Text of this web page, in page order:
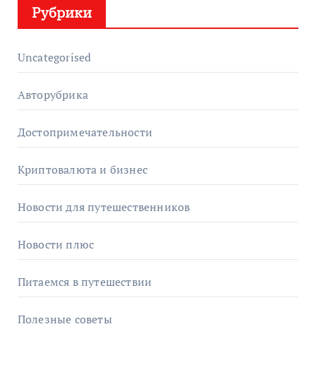
Рубрики
Uncategorised
Авторубрика
Достопримечательности
Криптовалюта и бизнес
Новости для путешественников
Новости плюс
Питаемся в путешествии
Полезные советы